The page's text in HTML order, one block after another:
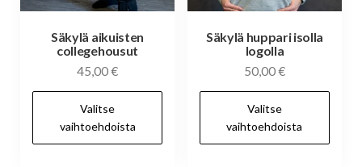
Säkylä aikuisten
collegehousut
45,00€
Valitse
vaihtoehdoista
Tällä
Säkylä huppari isolla
logolla
50,00€
Valitse
vaihtoehdoista